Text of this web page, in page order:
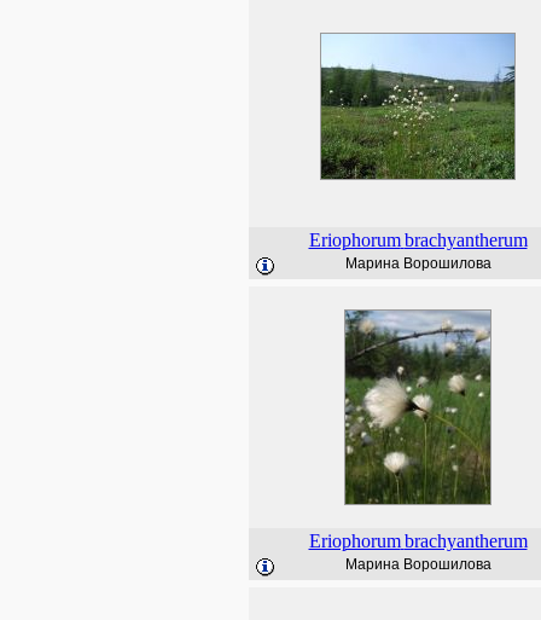
Eriophorum brachyantherum
Марина Ворошилова
Eriophorum brachyantherum
Марина Ворошилова